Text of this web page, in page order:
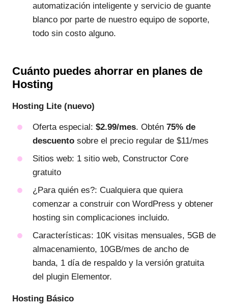
automatización inteligente y servicio de guante
blanco por parte de nuestro equipo de soporte,
todo sin costo alguno.
Cuánto puedes ahorrar en planes de
Hosting
Hosting Lite (nuevo)
Oferta especial: $2.99/mes. Obtén 75% de
descuento sobre el precio regular de $11/mes
Sitios web: 1 sitio web, Constructor Core
gratuito
¿Para quién es?: Cualquiera que quiera
comenzar a construir con WordPress y obtener
hosting sin complicaciones incluido.
Características: 10K visitas mensuales, 5GB de
almacenamiento, 10GB/mes de ancho de
banda, 1 día de respaldo y la versión gratuita
del plugin Elementor.
Hosting Básico